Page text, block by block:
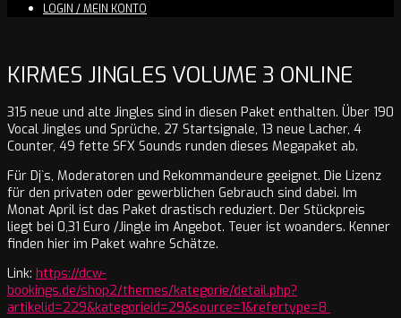
LOGIN / MEIN KONTO
KIRMES JINGLES VOLUME 3 ONLINE
315 neue und alte Jingles sind in diesen Paket enthalten. Über 190
Vocal Jingles und Sprüche, 27 Startsignale, 13 neue Lacher, 4
Counter, 49 fette SFX Sounds runden dieses Megapaket ab.
Für Dj`s, Moderatoren und Rekommandeure geeignet. Die Lizenz
für den privaten oder gewerblichen Gebrauch sind dabei. Im
Monat April ist das Paket drastisch reduziert. Der Stückpreis
liegt bei 0,31 Euro /Jingle im Angebot. Teuer ist woanders. Kenner
finden hier im Paket wahre Schätze.
Link: https://dcw-
bookings.de/shop2/themes/kategorie/detail.php?
artikelid=229&kategorieid=29&source=1&refertype=8